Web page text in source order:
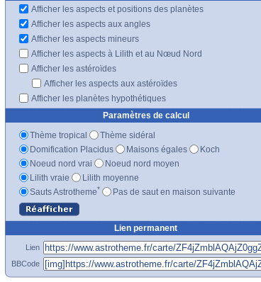
Afficher les aspects et positions des planètes
Afficher les aspects aux angles
Afficher les aspects mineurs
Afficher les aspects à Lilith et au Nœud Nord
Afficher les astéroïdes
Afficher les aspects aux astéroïdes
Afficher les planètes hypothétiques
Paramètres de calcul
Thème tropical
Thème sidéral
Domification Placidus
Maisons égales
Koch
Noeud nord vrai
Noeud nord moyen
Lilith vraie
Lilith moyenne
Sauts Astrotheme* Pas de saut en maison suivante
Lien permanent
Lien
BBCode